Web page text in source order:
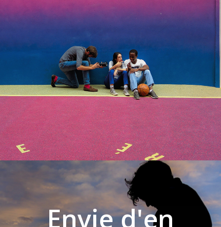
Envie d'en